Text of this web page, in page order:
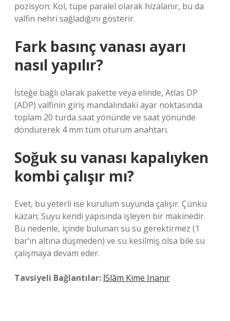
pozisyon: Kol, tüpe paralel olarak hizalanır, bu da
valfin nehri sağladığını gösterir.
Fark basınç vanası ayarı
nasıl yapılır?
İsteğe bağlı olarak pakette veya elinde, Atlas DP
(ADP) valfinin giriş mandalındaki ayar noktasında
toplam 20 turda saat yönünde ve saat yönünde
döndürerek 4 mm tüm oturum anahtarı.
Soğuk su vanası kapalıyken
kombi çalışır mı?
Evet, bu yeterli ise kurulum suyunda çalışır. Çünkü
kazan; Suyu kendi yapısında işleyen bir makinedir.
Bu nedenle, içinde bulunan su su gerektirmez (1
bar’ın altına düşmeden) ve su kesilmiş olsa bile su
çalışmaya devam eder.
Tavsiyeli Bağlantılar: İSlâm Kime Inanır